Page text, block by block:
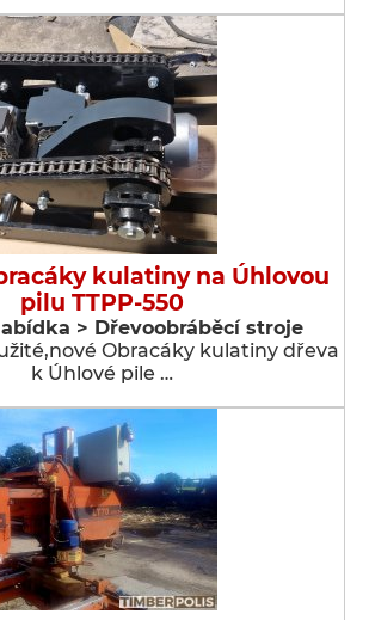
kulatiny na Úhlovou
pilu TTPP-550
> Dřevoobráběcí stroje
Obracáky kulatiny dřeva
k Úhlové pile …